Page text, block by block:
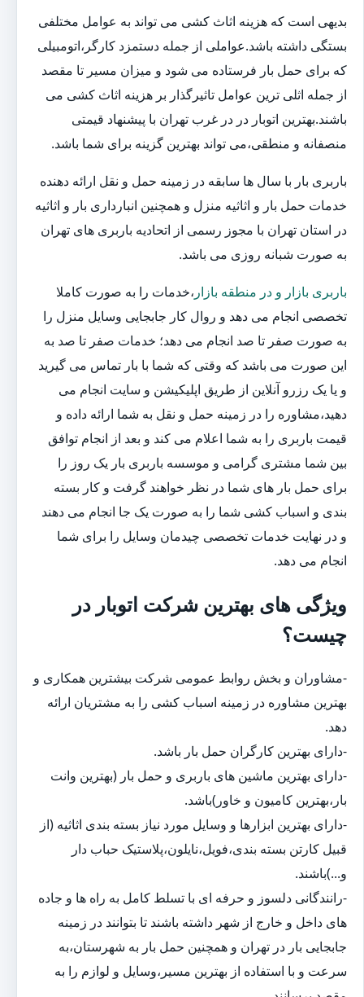
بدیهی است که هزینه اثاث کشی می تواند به عوامل مختلفی
بستگی داشته باشد.عواملی از جمله دستمزد کارگر،اتومبیلی
که برای حمل بار فرستاده می شود و میزان مسیر تا مقصد
از جمله اثلی ترین عوامل تاثیرگذار بر هزینه اثاث کشی می
باشند.بهترین اتوبار در در غرب تهران با پیشنهاد قیمتی
منصفانه و منطقی،می تواند بهترین گزینه برای شما باشد.
باربری بار با سال ها سابقه در زمینه حمل و نقل ارائه دهنده
خدمات حمل بار و اثاثیه منزل و همچنین انبارداری بار و اثاثیه
در استان تهران با مجوز رسمی از اتحادیه باربری های تهران
به صورت شبانه روزی می باشد.
باربری بازار و در منطقه بازار ،خدمات را به صورت کاملا
تخصصی انجام می دهد و روال کار جابجایی وسایل منزل را
به صورت صفر تا صد انجام می دهد؛ خدمات صفر تا صد به
این صورت می باشد که وقتی که شما با بار تماس می گیرید
و یا یک رزرو آنلاین از طریق اپلیکیشن و سایت انجام می
دهید،مشاوره را در زمینه حمل و نقل به شما ارائه داده و
قیمت باربری را به شما اعلام می کند و بعد از انجام توافق
بین شما مشتری گرامی و موسسه باربری بار یک روز را
برای حمل بار های شما در نظر خواهند گرفت و کار بسته
بندی و اسباب کشی شما را به صورت یک جا انجام می دهند
و در نهایت خدمات تخصصی چیدمان وسایل را برای شما
انجام می دهد.
ویژگی های بهترین شرکت اتوبار در
چیست؟
-مشاوران و بخش روابط عمومی شرکت بیشترین همکاری و
بهترین مشاوره در زمینه اسباب کشی را به مشتریان ارائه
دهد.
-دارای بهترین کارگران حمل بار باشد.
-دارای بهترین ماشین های باربری و حمل بار (بهترین وانت
بار،بهترین کامیون و خاور)باشد.
-دارای بهترین ابزارها و وسایل مورد نیاز بسته بندی اثاثیه (از
قبیل کارتن بسته بندی،فویل،نایلون،پلاستیک حباب دار
و...)باشند.
-رانندگانی دلسوز و حرفه ای با تسلط کامل به راه ها و جاده
های داخل و خارج از شهر داشته باشند تا بتوانند در زمینه
جابجایی بار در تهران و همچنین حمل بار به شهرستان،به
سرعت و با استفاده از بهترین مسیر،وسایل و لوازم را به